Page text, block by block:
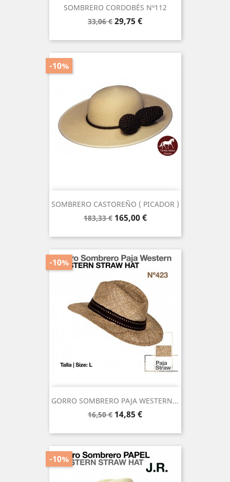
SOMBRERO CORDOBÉS Nº112
Precio
33,06 € Precio
29,75 €
SOMBRERO CASTOREÑO ( PICADOR )
Precio
183,33 €
-10%
Precio
165,00 €
GORRO SOMBRERO PAJA WESTERN...
Precio
16,50 €
-10%
Precio
14,85 €
-10%